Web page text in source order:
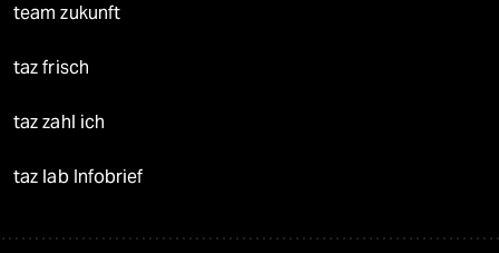
team zukunft
taz frisch
taz zahl ich
taz lab Infobrief